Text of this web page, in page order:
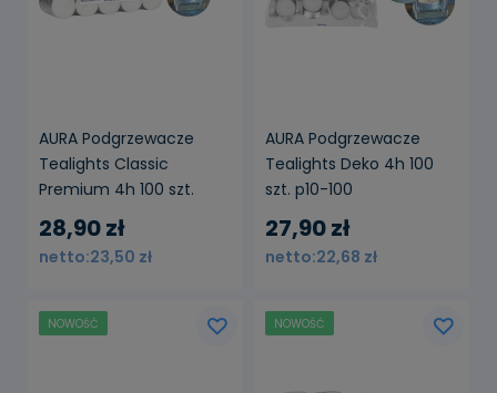
AURA Podgrzewacze
Tealights Classic
Premium 4h 100 szt.
pf11-100s
28,90 zł
23,50 zł
AURA Podgrzewacze
Tealights Deko 4h 100
szt. p10-100
27,90 zł
22,68 zł
NOWOŚĆ NOWOŚĆ